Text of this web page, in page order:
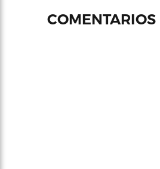
COMENTARIOS